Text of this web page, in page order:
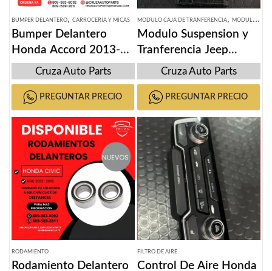
BUMPER DELANTERO, CARROCERIA Y MICAS
Bumper Delantero
Honda Accord 2013-
2015Cruza Auto Parts
PREGUNTAR PRECIO
MODULO CAJA DE TRANFERENCIA, MODULO DE SUSPENSIÓN
Modulo Suspension y
Tranferencia Jeep
Cherokee 2014-2015
Cruza Auto Parts
PREGUNTAR PRECIO
RODAMIENTO
Rodamiento Delantero
FILTRO DE AIRE
Control De Aire Honda